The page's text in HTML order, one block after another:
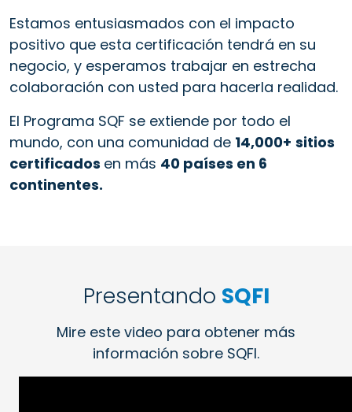
Estamos entusiasmados con el impacto
positivo que esta certificación tendrá en su
negocio, y esperamos trabajar en estrecha
colaboración con usted para hacerla realidad.
El Programa SQF se extiende por todo el
mundo, con una comunidad de 14,000+ sitios
certificados en más 40 países en 6
continentes.
Presentando SQFI
Mire este video para obtener más
información sobre SQFI.